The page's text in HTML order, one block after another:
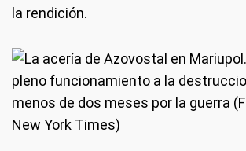
la rendición.